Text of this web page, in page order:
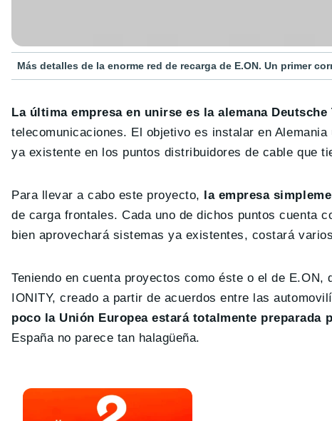
Más detalles de la enorme red de recarga de E.ON. Un primer
La última empresa en unirse es la alemana Deutsche
telecomunicaciones. El objetivo es instalar en
ya existente en los puntos distribuidores de cable que
Para llevar a cabo este proyecto, la empresa
de carga frontales. Cada uno de dichos puntos cuenta
bien aprovechará sistemas ya existentes, costará
Teniendo en cuenta proyectos como éste o el de
IONITY, creado a partir de acuerdos entre las
poco la Unión Europea estará totalmente preparada
España no parece tan halagüeña.